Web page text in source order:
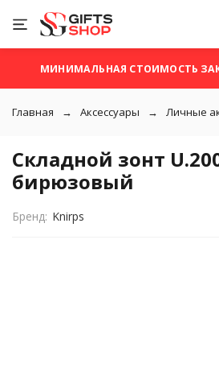
МИНИМАЛЬНАЯ СТОИМОСТЬ
Главная Аксессуары Личные
Складной зонт
бирюзовый
Бренд: Knirps